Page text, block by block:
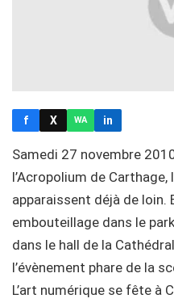
f X WA in
Samedi 27 novembre
l’Acropolium de Carthage,
apparaissent déjà de loin.
embouteillage dans le
dans le hall de la
l’évènement phare de la
L’art numérique se fête à